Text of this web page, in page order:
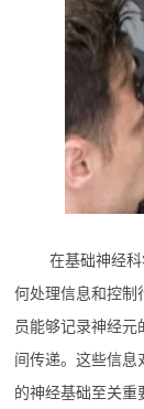
在基础神经
何处理信息和控制
员能够记录神经元
间传递。这些信息
的神经基础至关重